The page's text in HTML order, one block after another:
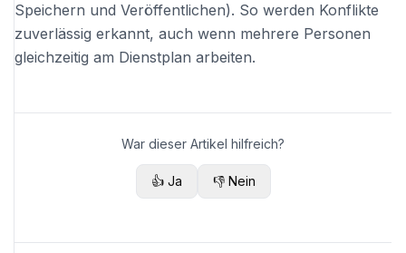
Speichern und Veröffentlichen). So werden Konflikte
zuverlässig erkannt, auch wenn mehrere Personen
gleichzeitig am Dienstplan arbeiten.
War dieser Artikel hilfreich?
👍 Ja 👎 Nein